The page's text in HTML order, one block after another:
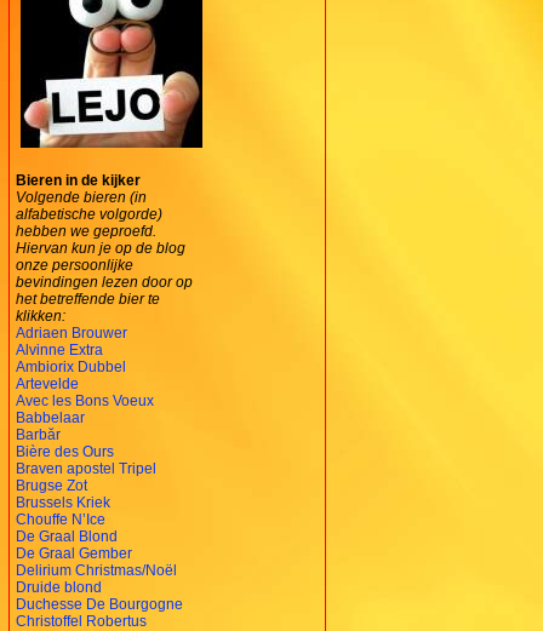
Bieren in de kijker
Volgende bieren (in
alfabetische volgorde)
hebben we geproefd.
Hiervan kun je op de blog
onze persoonlijke
bevindingen lezen door op
het betreffende bier te
klikken:
Adriaen Brouwer
Alvinne Extra
Ambiorix Dubbel
Artevelde
Avec les Bons Voeux
Babbelaar
Barbăr
Bière des Ours
Braven apostel Tripel
Brugse Zot
Brussels Kriek
Chouffe N’Ice
De Graal Blond
De Graal Gember
Delirium Christmas/Noël
Druide blond
Duchesse De Bourgogne
Christoffel Robertus